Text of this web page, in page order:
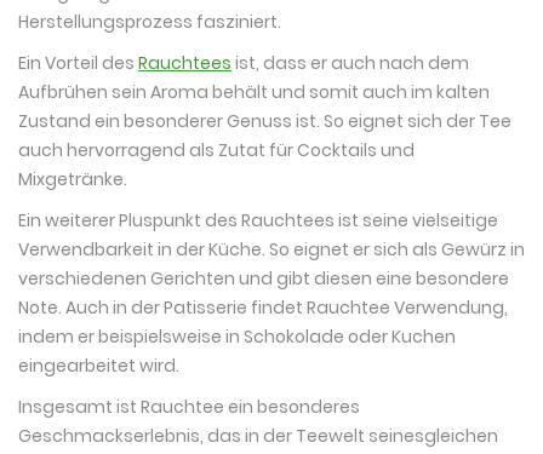
Herstellungsprozess fasziniert.
Ein Vorteil des Rauchtees ist, dass er auch nach dem
Aufbrühen sein Aroma behält und somit auch im kalten
Zustand ein besonderer Genuss ist. So eignet sich der Tee
auch hervorragend als Zutat für Cocktails und
Mixgetränke.
Ein weiterer Pluspunkt des Rauchtees ist seine vielseitige
Verwendbarkeit in der Küche. So eignet er sich als Gewürz in
verschiedenen Gerichten und gibt diesen eine besondere
Note. Auch in der Patisserie findet Rauchtee Verwendung,
indem er beispielsweise in Schokolade oder Kuchen
eingearbeitet wird.
Insgesamt ist Rauchtee ein besonderes
Geschmackserlebnis, das in der Teewelt seinesgleichen